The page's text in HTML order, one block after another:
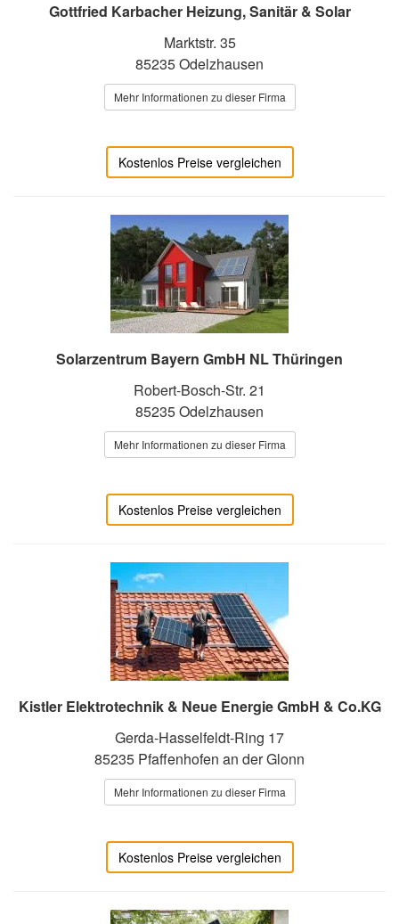
Gottfried Karbacher Heizung, Sanitär & Solar
Marktstr. 35
85235 Odelzhausen
Mehr Informationen zu dieser Firma
Kostenlos Preise vergleichen
Solarzentrum Bayern GmbH NL Thüringen
Robert-Bosch-Str. 21
85235 Odelzhausen
Mehr Informationen zu dieser Firma
Kostenlos Preise vergleichen
Kistler Elektrotechnik & Neue Energie GmbH & Co.KG
Gerda-Hasselfeldt-Ring 17
85235 Pfaffenhofen an der Glonn
Mehr Informationen zu dieser Firma
Kostenlos Preise vergleichen